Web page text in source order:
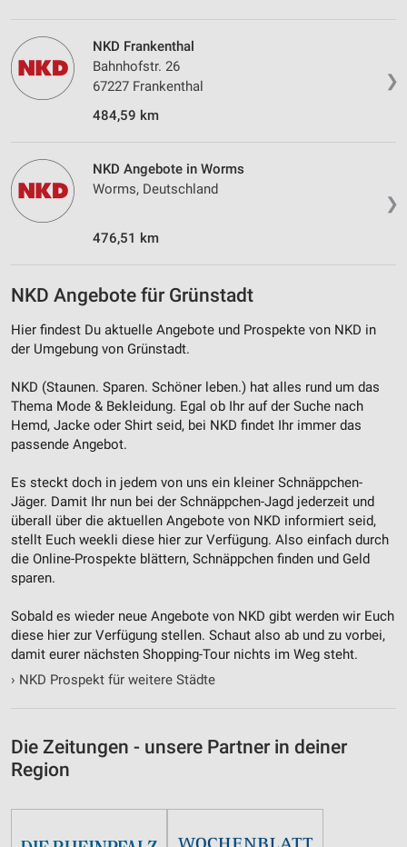
❯
NKD Frankenthal
Bahnhofstr. 26
67227 Frankenthal
484,59 km
❯
NKD Angebote in Worms
Worms, Deutschland
476,51 km
NKD Angebote für Grünstadt
Hier findest Du aktuelle Angebote und Prospekte von NKD in
der Umgebung von Grünstadt.
NKD (Staunen. Sparen. Schöner leben.) hat alles rund um das
Thema Mode & Bekleidung. Egal ob Ihr auf der Suche nach
Hemd, Jacke oder Shirt seid, bei NKD findet Ihr immer das
passende Angebot.
Es steckt doch in jedem von uns ein kleiner Schnäppchen-
Jäger. Damit Ihr nun bei der Schnäppchen-Jagd jederzeit und
überall über die aktuellen Angebote von NKD informiert seid,
stellt Euch weekli diese hier zur Verfügung. Also einfach durch
die Online-Prospekte blättern, Schnäppchen finden und Geld
sparen.
Sobald es wieder neue Angebote von NKD gibt werden wir Euch
diese hier zur Verfügung stellen. Schaut also ab und zu vorbei,
damit eurer nächsten Shopping-Tour nichts im Weg steht.
› NKD Prospekt für weitere Städte
Die Zeitungen - unsere Partner in deiner
Region
Entwicklung und Verbesserung der Angebote
Verwendung reduzierter Daten zur Auswahl von
Inhalten
Geräte anhand von aktiv angeforderten
Informationen identifizieren
Nicht-IAB-Verarbeitungszwecke:
Performance
Funktional